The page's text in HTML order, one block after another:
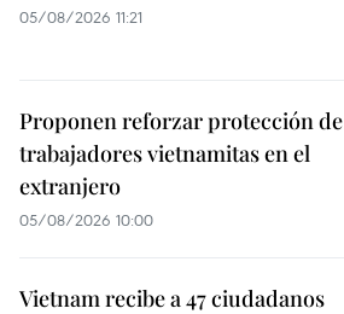
05/08/2026 11:21
Proponen reforzar protección de
trabajadores vietnamitas en el
extranjero
05/08/2026 10:00
Vietnam recibe a 47 ciudadanos